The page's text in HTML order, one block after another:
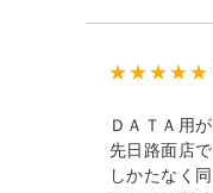
ＤＡＴＡ用
先日路面店
しかたなく